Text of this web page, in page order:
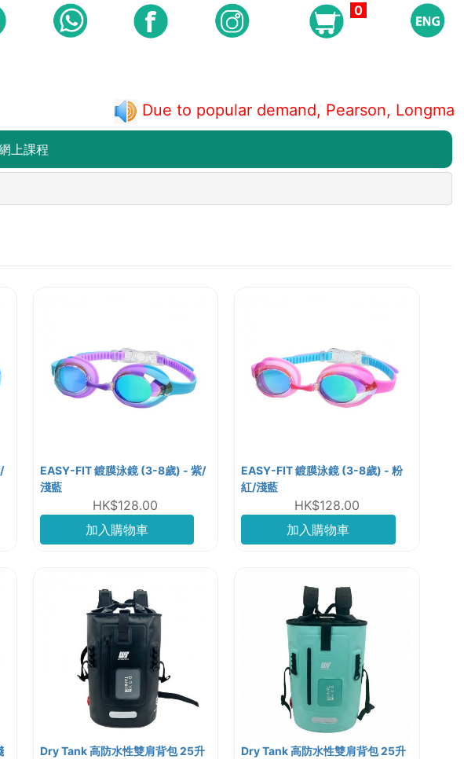
0
Due to popular demand, Pearson, Longman and
上課程
EASY-FIT 鍍膜泳鏡 (3-8歲) - 紫/
淺藍
HK$128.00
加入購物車
EASY-FIT 鍍膜泳鏡 (3-8歲) - 粉
紅/淺藍
HK$128.00
加入購物車
Dry Tank 高防水性雙肩背包 25升
Dry Tank 高防水性雙肩背包 25升